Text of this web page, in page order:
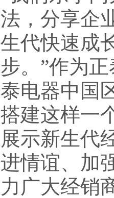
法，分享企
生代快速成
步。”作为
泰电器中国
搭建这样一
展示新生代
进情谊、加
力广大经销